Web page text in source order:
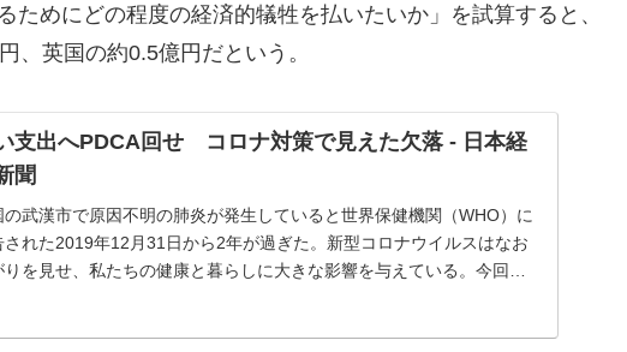
ためにどの程度の経済的犠牲を払いたいか」を試算すると、
、英国の約0.5億円だという。
支出へPDCA回せ コロナ対策で見えた欠落 - 日本経
聞
の武漢市で原因不明の肺炎が発生していると世界保健機関（WHO）に
された2019年12月31日から2年が過ぎた。新型コロナウイルスはなお
りを見せ、私たちの健康と暮らしに大きな影響を与えている。今回の